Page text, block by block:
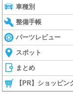
車種別
整備手帳
パーツレビュー
スポット
まとめ
【PR】ショッピン